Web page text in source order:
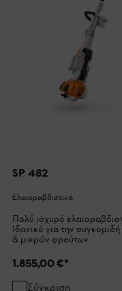
SP 482
Ελαιοραβδιστικά
Πολύ ισχυρό
Ιδανικό για την
& μικρών φρούτων
1.855,00 €*
Σύγκριση